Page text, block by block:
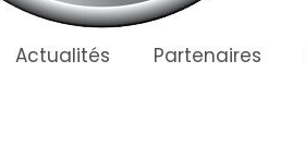
Actualités Partenaires